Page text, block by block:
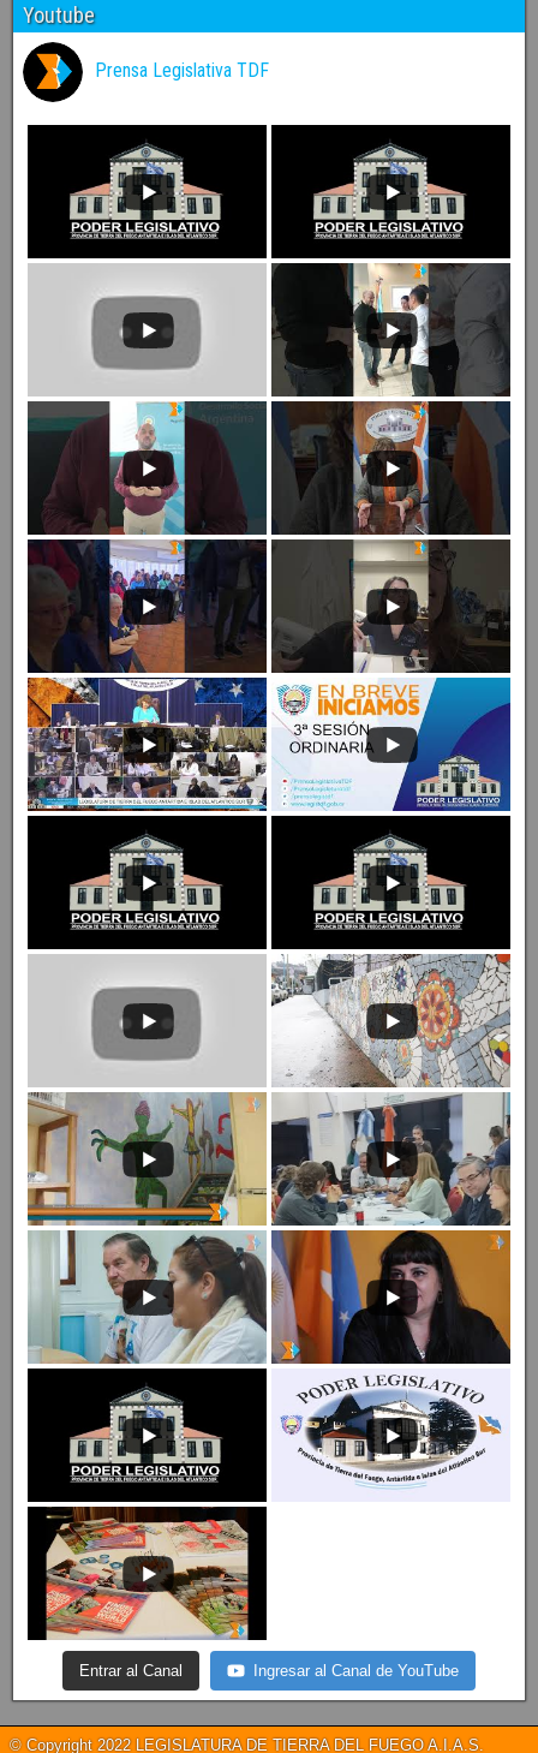
Youtube
Prensa Legislativa TDF
Entrar al Canal Ingresar al Canal de YouTube
© Copyright 2022 LEGISLATURA DE TIERRA DEL FUEGO A.I.A.S.